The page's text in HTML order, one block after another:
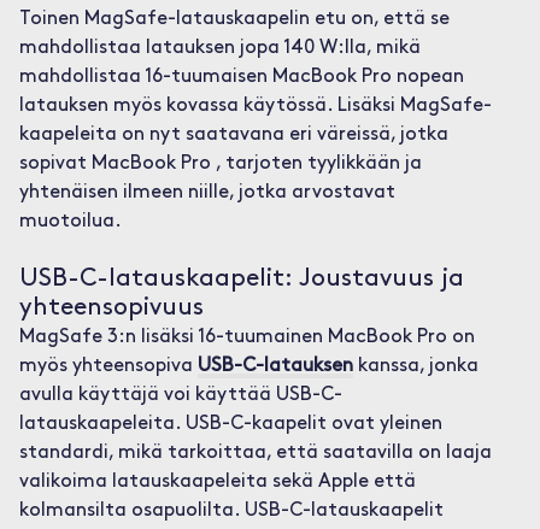
Toinen MagSafe-latauskaapelin etu on, että se
mahdollistaa latauksen jopa 140 W:lla, mikä
mahdollistaa 16-tuumaisen MacBook Pro nopean
latauksen myös kovassa käytössä. Lisäksi MagSafe-
kaapeleita on nyt saatavana eri väreissä, jotka
sopivat MacBook Pro , tarjoten tyylikkään ja
yhtenäisen ilmeen niille, jotka arvostavat
muotoilua.
USB-C-latauskaapelit: Joustavuus ja
yhteensopivuus
MagSafe 3:n lisäksi 16-tuumainen MacBook Pro on
myös yhteensopiva USB-C-latauksenkanssa, jonka
avulla käyttäjä voi käyttää USB-C-
latauskaapeleita. USB-C-kaapelit ovat yleinen
standardi, mikä tarkoittaa, että saatavilla on laaja
valikoima latauskaapeleita sekä Apple että
kolmansilta osapuolilta. USB-C-latauskaapelit